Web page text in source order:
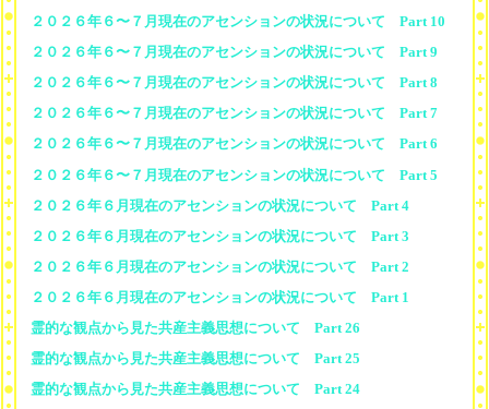
２０２６年６〜７月現在のアセンションの状況について Part 10
２０２６年６〜７月現在のアセンションの状況について Part 9
２０２６年６〜７月現在のアセンションの状況について Part 8
２０２６年６〜７月現在のアセンションの状況について Part 7
２０２６年６〜７月現在のアセンションの状況について Part 6
２０２６年６〜７月現在のアセンションの状況について Part 5
２０２６年６月現在のアセンションの状況について Part 4
２０２６年６月現在のアセンションの状況について Part 3
２０２６年６月現在のアセンションの状況について Part 2
２０２６年６月現在のアセンションの状況について Part 1
霊的な観点から見た共産主義思想について Part 26
霊的な観点から見た共産主義思想について Part 25
霊的な観点から見た共産主義思想について Part 24